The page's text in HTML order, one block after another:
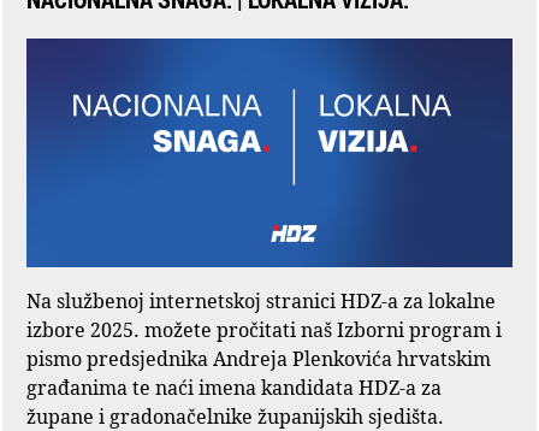
Na službenoj internetskoj stranici HDZ-a za lokalne
izbore 2025. možete pročitati naš Izborni program i
pismo predsjednika Andreja Plenkovića hrvatskim
građanima te naći imena kandidata HDZ-a za
župane i gradonačelnike županijskih sjedišta.